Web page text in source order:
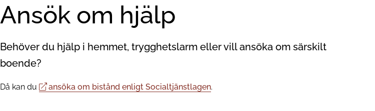
Ansök om hjälp
Behöver du hjälp i hemmet, trygghetslarm eller vill ansöka om särskilt
boende?
Då kan du ansöka om bistånd enligt Socialtjänstlagen.